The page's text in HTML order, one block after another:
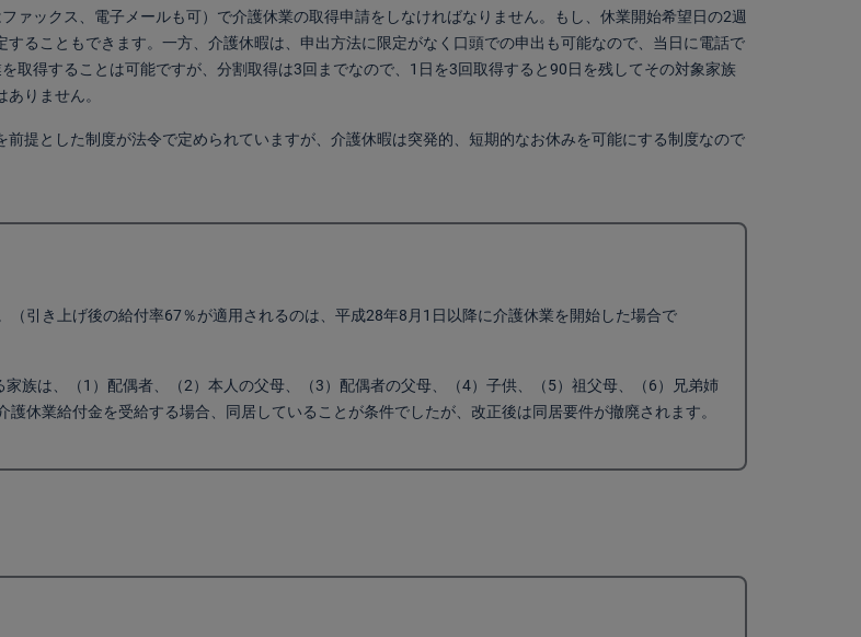
ァックス、電子メールも可）で介護休業の取得申請をしなければなりません。もし、休業開始希望日の2週
ることもできます。一方、介護休暇は、申出方法に限定がなく口頭での申出も可能なので、当日に電話で
取得することは可能ですが、分割取得は3回までなので、1日を3回取得すると90日を残してその対象家族
りません。
提とした制度が法令で定められていますが、介護休暇は突発的、短期的なお休みを可能にする制度なので
引き上げ後の給付率67％が適用されるのは、平成28年8月1日以降に介護休業を開始した場合で
族は、（1）配偶者、（2）本人の父母、（3）配偶者の父母、（4）子供、（5）祖父母、（6）兄弟姉
休業給付金を受給する場合、同居していることが条件でしたが、改正後は同居要件が撤廃されます。